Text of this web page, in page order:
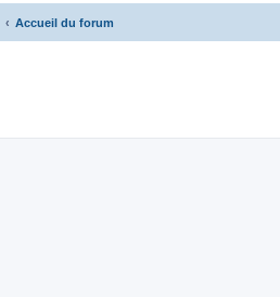
Accueil du forum